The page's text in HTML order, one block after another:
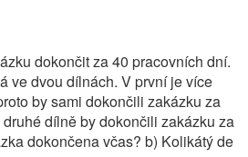
dokončit za 40 pracovních dní.
ve dvou dílnách. V první je více
by sami dokončili zakázku za
dílně by dokončili zakázku za
dokončena včas? b) Kolikátý de